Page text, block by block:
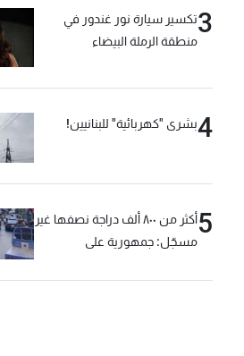
3تكسير سيارة نور غندور في
منطقة الرملة البيضاء
4بشرى "كهربائية" للبنانيين!
5
أكثر من ٨٠٠ ألف دراجة نصفها غير
مسجّل: جمهورية على